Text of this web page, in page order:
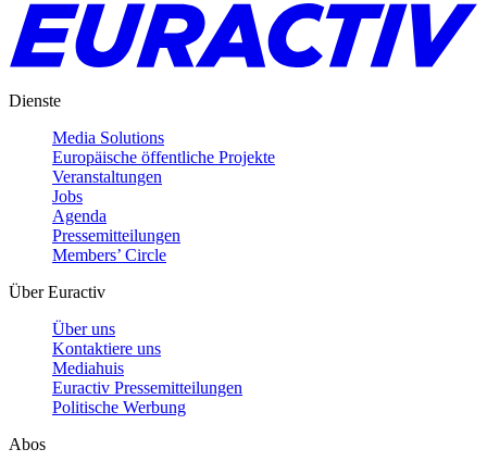
Dienste
Media Solutions
Europäische öffentliche Projekte
Veranstaltungen
Jobs
Agenda
Pressemitteilungen
Members’ Circle
Über Euractiv
Über uns
Kontaktiere uns
Mediahuis
Euractiv Pressemitteilungen
Politische Werbung
Abos